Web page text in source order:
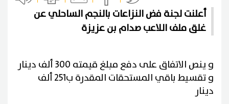
أعلنت لجنة فض النزاعات بالنجم الساحلي عن
غلق ملف اللاعب صدام بن عزيزة
و ينص الاتفاق على دفع مبلغ قيمته 300 ألف دينار
و تقسيط باقي المستحقات المقدرة ب251 ألف
دينار